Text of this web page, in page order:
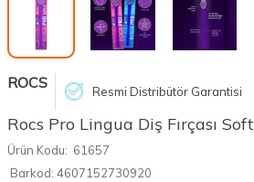
ROCS Resmi Distribütör Garantisi
Rocs Pro Lingua Diş Fırçası Soft
Ürün Kodu: 61657
Barkod: 4607152730920